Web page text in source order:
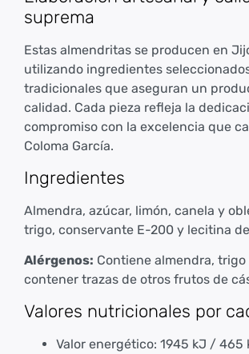
suprema
Estas almendritas se producen en
utilizando ingredientes
tradicionales que aseguran un
calidad. Cada pieza refleja la
compromiso con la excelencia que
Coloma García.
Ingredientes
Almendra, azúcar, limón, canela y
trigo, conservante E-200 y lecitina de
Alérgenos: Contiene almendra, trigo
contener trazas de otros frutos de
Valores nutricionales por
Valor energético: 1945 kJ / 465